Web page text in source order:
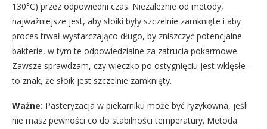
130°C) przez odpowiedni czas. Niezależnie od metody,
najważniejsze jest, aby słoiki były szczelnie zamknięte i aby
proces trwał wystarczająco długo, by zniszczyć potencjalne
bakterie, w tym te odpowiedzialne za zatrucia pokarmowe.
Zawsze sprawdzam, czy wieczko po ostygnięciu jest wklęsłe –
to znak, że słoik jest szczelnie zamknięty.
Ważne: Pasteryzacja w piekarniku może być ryzykowna, jeśli
nie masz pewności co do stabilności temperatury. Metoda